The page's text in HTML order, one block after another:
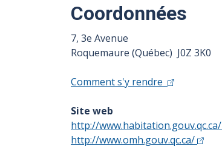
Coordonnées
7, 3e Avenue
Roquemaure (Québec) J0Z 3K0
Comment s'y rendre
Site web
http://www.habitation.gouv.qc.ca/
http://www.omh.gouv.qc.ca/